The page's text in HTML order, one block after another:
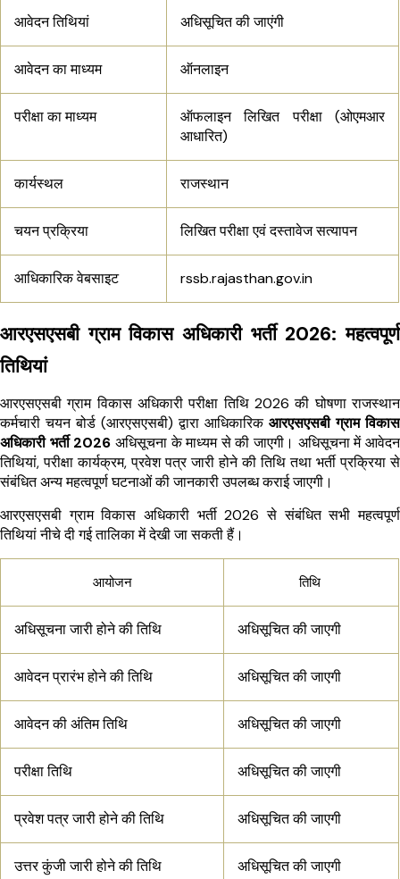
आवेदन तिथियां अधिसूचित की जाएंगी
आवेदन का माध्यम ऑनलाइन
परीक्षा का माध्यम
ऑफलाइन लिखित परीक्षा (ओएमआर
आधारित)
कार्यस्थल राजस्थान
चयन प्रक्रिया लिखित परीक्षा एवं दस्तावेज सत्यापन
आधिकारिक वेबसाइट rssb.rajasthan.gov.in
आरएसएसबी ग्राम विकास अधिकारी भर्ती 2026: महत्वपूर्ण
तिथियां
आरएसएसबी ग्राम विकास अधिकारी परीक्षा तिथि 2026 की घोषणा राजस्थान
कर्मचारी चयन बोर्ड (आरएसएसबी) द्वारा आधिकारिक आरएसएसबी ग्राम विकास
अधिकारी भर्ती 2026 अधिसूचना के माध्यम से की जाएगी। अधिसूचना में आवेदन
तिथियां, परीक्षा कार्यक्रम, प्रवेश पत्र जारी होने की तिथि तथा भर्ती प्रक्रिया से
संबंधित अन्य महत्वपूर्ण घटनाओं की जानकारी उपलब्ध कराई जाएगी।
आरएसएसबी ग्राम विकास अधिकारी भर्ती 2026 से संबंधित सभी महत्वपूर्ण
तिथियां नीचे दी गई तालिका में देखी जा सकती हैं।
आयोजन तिथि
अधिसूचना जारी होने की तिथि अधिसूचित की जाएगी
आवेदन प्रारंभ होने की तिथि अधिसूचित की जाएगी
आवेदन की अंतिम तिथि अधिसूचित की जाएगी
परीक्षा तिथि अधिसूचित की जाएगी
प्रवेश पत्र जारी होने की तिथि अधिसूचित की जाएगी
उत्तर कुंजी जारी होने की तिथि अधिसूचित की जाएगी